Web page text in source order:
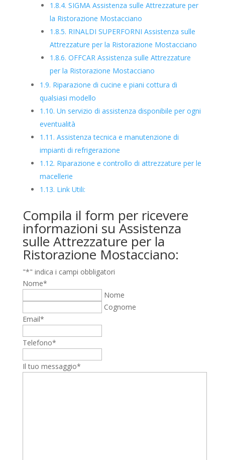
1.8.4. SIGMA Assistenza sulle Attrezzature per
la Ristorazione Mostacciano
1.8.5. RINALDI SUPERFORNI Assistenza sulle
Attrezzature per la Ristorazione Mostacciano
1.8.6. OFFCAR Assistenza sulle Attrezzature
per la Ristorazione Mostacciano
1.9. Riparazione di cucine e piani cottura di
qualsiasi modello
1.10. Un servizio di assistenza disponibile per ogni
eventualità
1.11. Assistenza tecnica e manutenzione di
impianti di refrigerazione
1.12. Riparazione e controllo di attrezzature per le
macellerie
1.13. Link Utili:
Compila il form per ricevere
informazioni su Assistenza
sulle Attrezzature per la
Ristorazione Mostacciano:
"*" indica i campi obbligatori
Nome*
Nome
Cognome
Email*
Telefono*
Il tuo messaggio*